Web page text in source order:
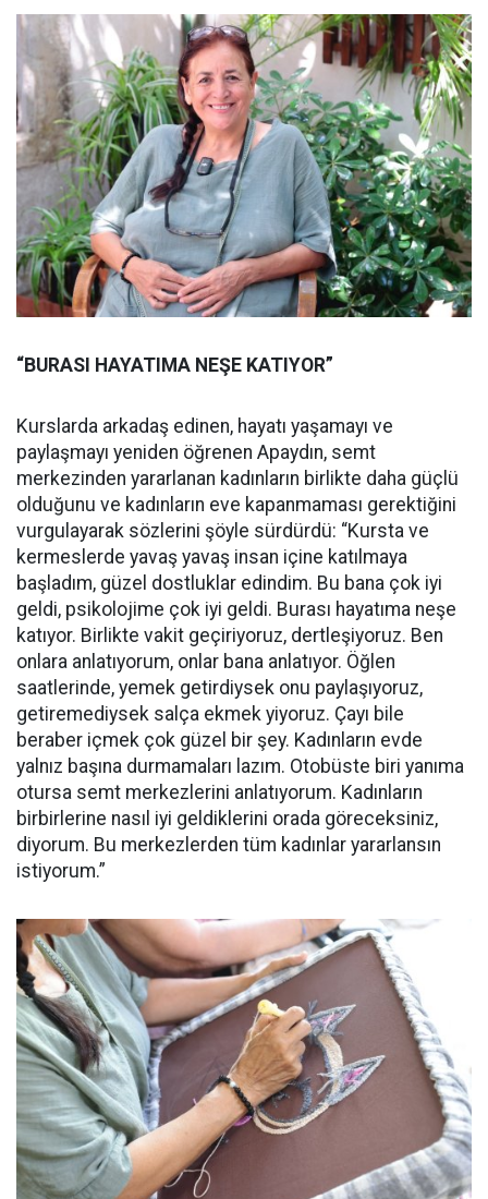
“BURASI HAYATIMA NEŞE KATIYOR”
Kurslarda arkadaş edinen, hayatı yaşamayı ve
paylaşmayı yeniden öğrenen Apaydın, semt
merkezinden yararlanan kadınların birlikte daha güçlü
olduğunu ve kadınların eve kapanmaması gerektiğini
vurgulayarak sözlerini şöyle sürdürdü: “Kursta ve
kermeslerde yavaş yavaş insan içine katılmaya
başladım, güzel dostluklar edindim. Bu bana çok iyi
geldi, psikolojime çok iyi geldi. Burası hayatıma neşe
katıyor. Birlikte vakit geçiriyoruz, dertleşiyoruz. Ben
onlara anlatıyorum, onlar bana anlatıyor. Öğlen
saatlerinde, yemek getirdiysek onu paylaşıyoruz,
getiremediysek salça ekmek yiyoruz. Çayı bile
beraber içmek çok güzel bir şey. Kadınların evde
yalnız başına durmamaları lazım. Otobüste biri yanıma
otursa semt merkezlerini anlatıyorum. Kadınların
birbirlerine nasıl iyi geldiklerini orada göreceksiniz,
diyorum. Bu merkezlerden tüm kadınlar yararlansın
istiyorum.”